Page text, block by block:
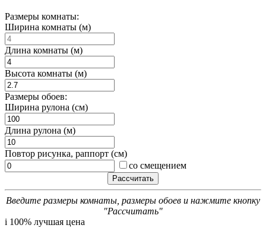
Размеры комнаты:
Ширина комнаты (м)
Длина комнаты (м)
Высота комнаты (м)
Размеры обоев:
Ширина рулона (см)
Длина рулона (м)
Повтор рисунка, раппорт (см)
со смещением
Введите размеры комнаты, размеры обоев и нажмите кнопку
"Рассчитать"
i 100% лучшая цена